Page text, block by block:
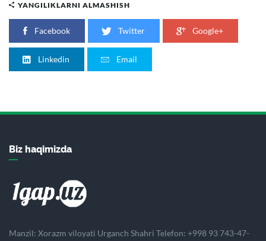
YANGILIKLARNI ALMASHISH
Facebook Twitter Google+
Linkedin Email
Biz haqimizda
Manzil: Xorazm viloyati Urganch Shahri Telefon: +998 93 743-47-